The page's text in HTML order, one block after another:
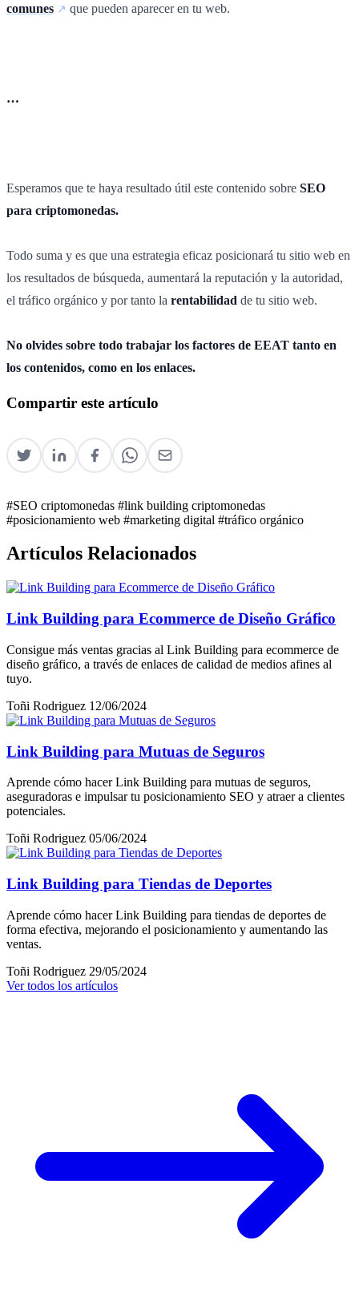
comunes
que pueden aparecer en tu web.
…
Esperamos que te haya resultado útil este contenido sobre SEO
para criptomonedas.
Todo suma y es que una estrategia eficaz posicionará tu sitio web en
los resultados de búsqueda, aumentará la reputación y la autoridad,
el tráfico orgánico y por tanto la rentabilidad de tu sitio web.
No olvides sobre todo trabajar los factores de EEAT tanto en
los contenidos, como en los enlaces.
Compartir este artículo
#SEO criptomonedas #link building criptomonedas
#posicionamiento web #marketing digital #tráfico orgánico
Artículos Relacionados
Link Building para Ecommerce de Diseño Gráfico
Consigue más ventas gracias al Link Building para ecommerce de
diseño gráfico, a través de enlaces de calidad de medios afines al
tuyo.
Toñi Rodriguez 12/06/2024
Link Building para Mutuas de Seguros
Aprende cómo hacer Link Building para mutuas de seguros,
aseguradoras e impulsar tu posicionamiento SEO y atraer a clientes
potenciales.
Toñi Rodriguez 05/06/2024
Link Building para Tiendas de Deportes
Aprende cómo hacer Link Building para tiendas de deportes de
forma efectiva, mejorando el posicionamiento y aumentando las
ventas.
Toñi Rodriguez 29/05/2024
Ver todos los artículos